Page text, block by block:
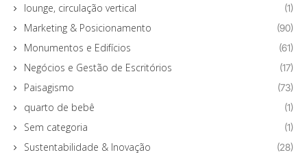
lounge, circulação vertical (1)
Marketing & Posicionamento (90)
Monumentos e Edifícios (61)
Negócios e Gestão de Escritórios (17)
Paisagismo (73)
quarto de bebê (1)
Sem categoria (1)
Sustentabilidade & Inovação (28)